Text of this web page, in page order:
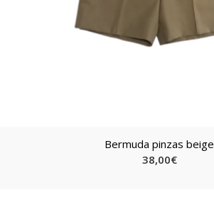
Bermuda pinzas beige
38,00€